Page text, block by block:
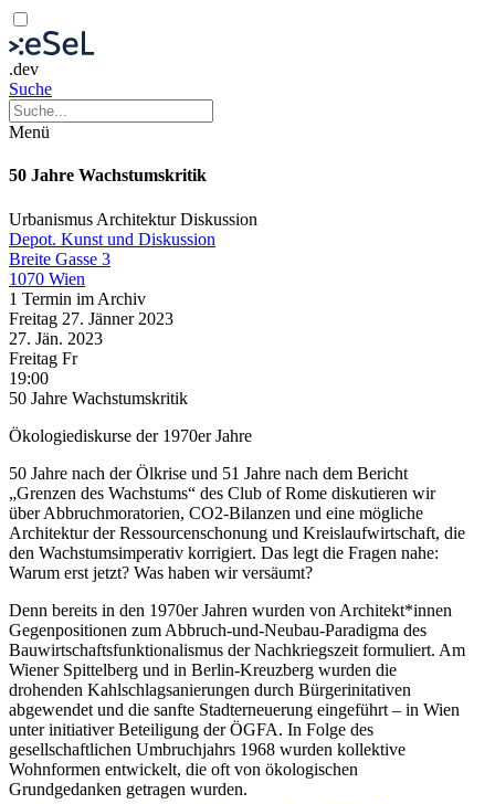
.dev
Suche
Menü
50 Jahre Wachstumskritik
Urbanismus ArchitekturDiskussion
Depot. Kunst und Diskussion
Breite Gasse 3
1070 Wien
1 Termin im Archiv
Freitag 27. Jänner 2023
27. Jän. 2023
Freitag Fr
19:00
50 Jahre Wachstumskritik
Ökologiediskurse der 1970er Jahre
50 Jahre nach der Ölkrise und 51 Jahre nach dem Bericht
„Grenzen des Wachstums“ des Club of Rome diskutieren wir
über Abbruchmoratorien, CO2-Bilanzen und eine mögliche
Architektur der Ressourcenschonung und Kreislaufwirtschaft, die
den Wachstumsimperativ korrigiert. Das legt die Fragen nahe:
Warum erst jetzt? Was haben wir versäumt?
Denn bereits in den 1970er Jahren wurden von Architekt*innen
Gegenpositionen zum Abbruch-und-Neubau-Paradigma des
Bauwirtschaftsfunktionalismus der Nachkriegszeit formuliert. Am
Wiener Spittelberg und in Berlin-Kreuzberg wurden die
drohenden Kahlschlagsanierungen durch Bürgerinitativen
abgewendet und die sanfte Stadterneuerung eingeführt – in Wien
unter initiativer Beteiligung der ÖGFA. In Folge des
gesellschaftlichen Umbruchjahrs 1968 wurden kollektive
Wohnformen entwickelt, die oft von ökologischen
Grundgedanken getragen wurden.